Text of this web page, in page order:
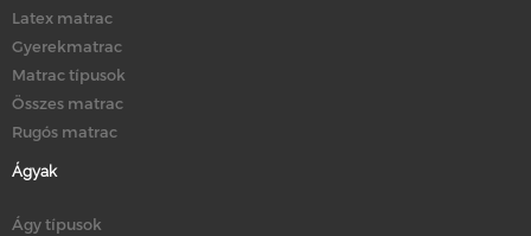
Latex matrac
Gyerekmatrac
Matrac típusok
Összes matrac
Rugós matrac
Ágyak
Ágy típusok